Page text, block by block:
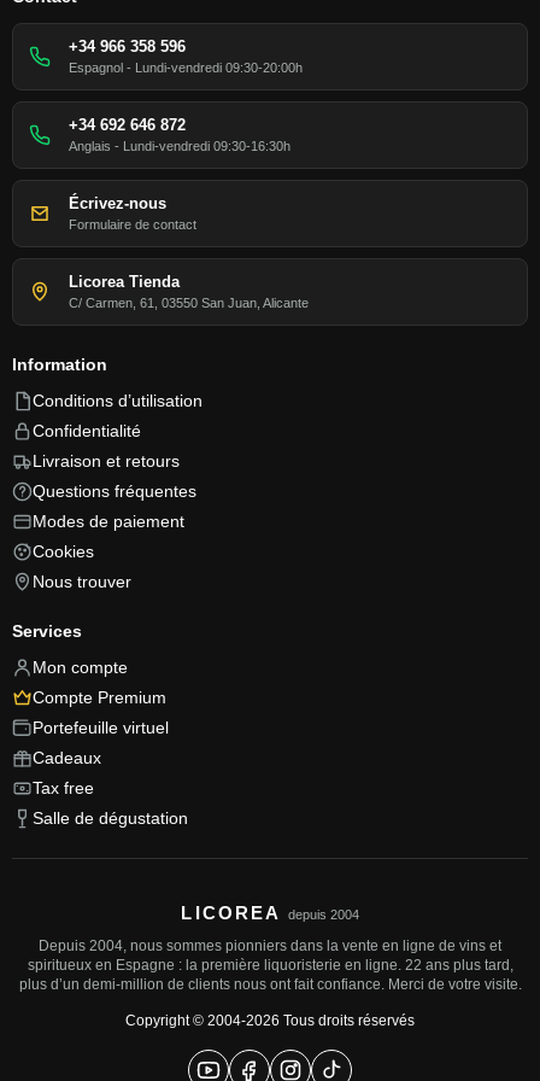
+34 966 358 596
Espagnol - Lundi-vendredi 09:30-20:00h
+34 692 646 872
Anglais - Lundi-vendredi 09:30-16:30h
Écrivez-nous
Formulaire de contact
Licorea Tienda
C/ Carmen, 61, 03550 San Juan, Alicante
Information
Conditions d’utilisation
Confidentialité
Livraison et retours
Questions fréquentes
Modes de paiement
Cookies
Nous trouver
Services
Mon compte
Compte Premium
Portefeuille virtuel
Cadeaux
Tax free
Salle de dégustation
LICOREA depuis 2004
Depuis 2004, nous sommes pionniers dans la vente en ligne de vins et
spiritueux en Espagne : la première liquoristerie en ligne. 22 ans plus tard,
plus d’un demi-million de clients nous ont fait confiance. Merci de votre visite.
Copyright © 2004-2026 Tous droits réservés